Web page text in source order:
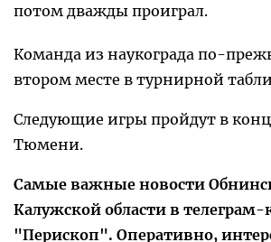
потом дважды проиграл.
Команда из наукограда по-
втором месте в турнирной
Следующие игры пройдут в
Тюмени.
Самые важные новости
Калужской области в телеграм-
"Перископ". Оперативно,